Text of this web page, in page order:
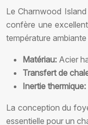
Le Charnwood
confère une
température
Matériau: Acier
Transfert de
Inertie thermique:
La conception du
essentielle pour un